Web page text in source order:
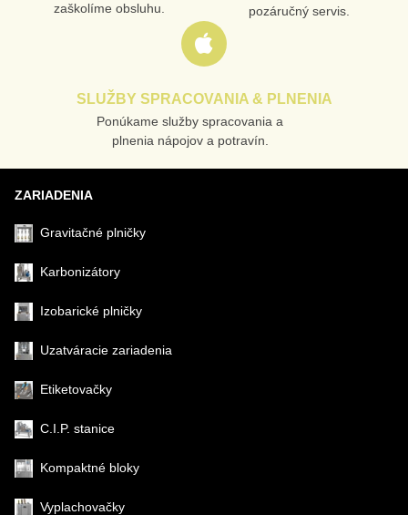
zaškolíme obsluhu.
pozáručný servis.
SLUŽBY SPRACOVANIA & PLNENIA
Ponúkame služby spracovania a
plnenia nápojov a potravín.
ZARIADENIA
Gravitačné plničky
Karbonizátory
Izobarické plničky
Uzatváracie zariadenia
Etiketovačky
C.I.P. stanice
Kompaktné bloky
Vyplachovačky